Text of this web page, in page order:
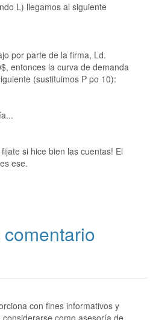
L) llegamos al siguiente
por parte de la firma, Ld.
entonces la curva de demanda
(sustituimos P po 10):
si hice bien las cuentas! El
ese.
con fines informativos y
como asesoría de